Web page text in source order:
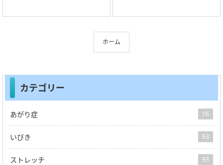
ホーム
カテゴリー
あがり症 16
いびき 63
ストレッチ 93